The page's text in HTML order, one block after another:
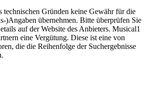
technischen Gründen keine Gewähr für die
)Angaben übernehmen. Bitte überprüfen Sie
auf der Website des Anbieters. Musical1
eine Vergütung. Diese ist eine von
die die Reihenfolge der Suchergebnisse